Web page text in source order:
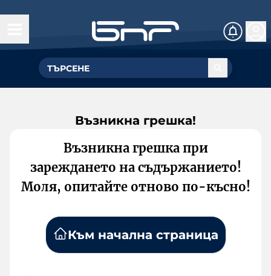
Възникна грешка!
Възникна грешка при
зареждането на съдържанието!
Моля, опитайте отново по-късно!
Към начална страница